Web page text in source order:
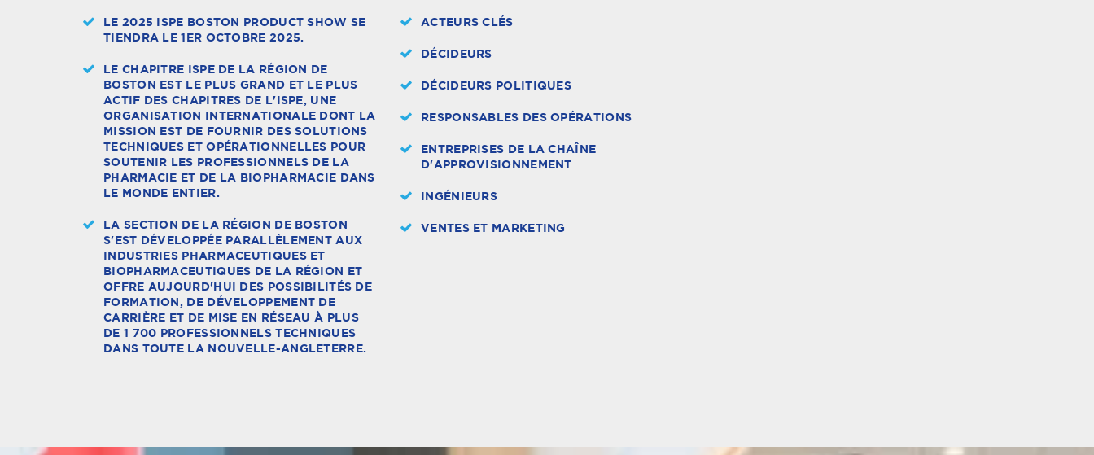
LE 2025 ISPE BOSTON PRODUCT SHOW SE
TIENDRA LE 1ER OCTOBRE 2025.
LE CHAPITRE ISPE DE LA RÉGION DE
BOSTON EST LE PLUS GRAND ET LE PLUS
ACTIF DES CHAPITRES DE L'ISPE, UNE
ORGANISATION INTERNATIONALE DONT LA
MISSION EST DE FOURNIR DES SOLUTIONS
TECHNIQUES ET OPÉRATIONNELLES POUR
SOUTENIR LES PROFESSIONNELS DE LA
PHARMACIE ET DE LA BIOPHARMACIE DANS
LE MONDE ENTIER.
LA SECTION DE LA RÉGION DE BOSTON
S'EST DÉVELOPPÉE PARALLÈLEMENT AUX
INDUSTRIES PHARMACEUTIQUES ET
BIOPHARMACEUTIQUES DE LA RÉGION ET
OFFRE AUJOURD'HUI DES POSSIBILITÉS DE
FORMATION, DE DÉVELOPPEMENT DE
CARRIÈRE ET DE MISE EN RÉSEAU À PLUS
DE 1 700 PROFESSIONNELS TECHNIQUES
DANS TOUTE LA NOUVELLE-ANGLETERRE.
ACTEURS CLÉS
DÉCIDEURS
DÉCIDEURS POLITIQUES
RESPONSABLES DES OPÉRATIONS
ENTREPRISES DE LA CHAÎNE
D'APPROVISIONNEMENT
INGÉNIEURS
VENTES ET MARKETING